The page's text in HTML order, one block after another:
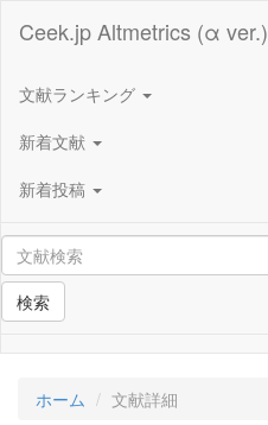
Ceek.jp Altmetrics (α ver.)
文献ランキング
新着文献
新着投稿
検索
ホーム 文献詳細